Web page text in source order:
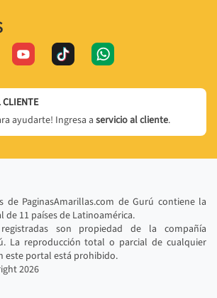
CLIENTE
ayudarte! Ingresa a servicio al cliente.
de PaginasAmarillas.com de Gurú contiene la
11 países de Latinoamérica.
son propiedad de la compañía
La reproducción total o parcial de cualquier
este portal está prohibido.
2026